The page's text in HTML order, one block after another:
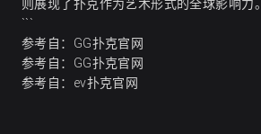
则展现了扑克作为艺术形式的全球影响力。
```
参考自： GG扑克官网
参考自： GG扑克官网
参考自： ev扑克官网